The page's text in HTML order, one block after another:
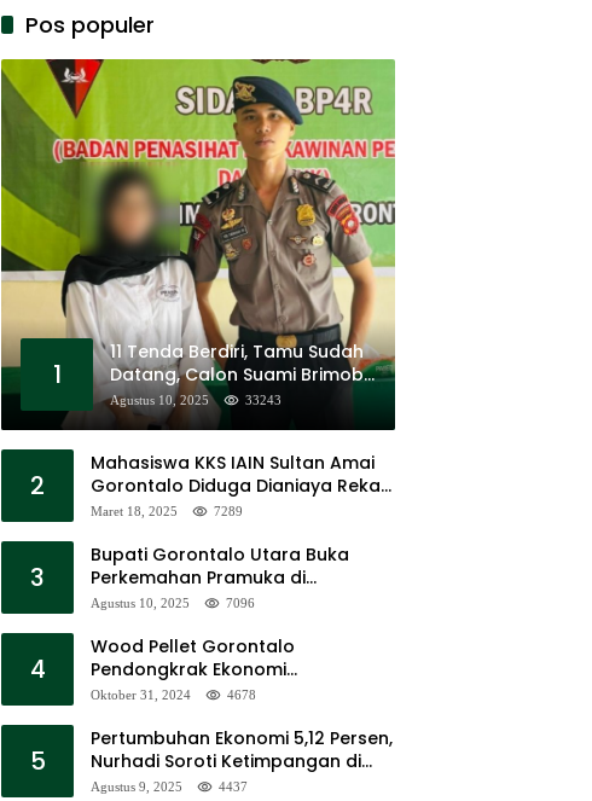
Lanjutkan
Kepemimpinan
Pos populer
1
11 Tenda Berdiri, Tamu Sudah
Datang, Calon Suami Brimob
Tak Pernah Muncul
Agustus 10, 2025 33243
2
Mahasiswa KKS IAIN Sultan Amai
Gorontalo Diduga Dianiaya Rekan
Sendiri di Popayato Barat
Maret 18, 2025 7289
3
Bupati Gorontalo Utara Buka
Perkemahan Pramuka di
Sumalata
Agustus 10, 2025 7096
4
Wood Pellet Gorontalo
Pendongkrak Ekonomi
Masyarakat Dan Mendorong
Oktober 31, 2024 4678
5
Pertumbuhan Ekonomi 5,12 Persen,
Nurhadi Soroti Ketimpangan di
Lapangan
Agustus 9, 2025 4437